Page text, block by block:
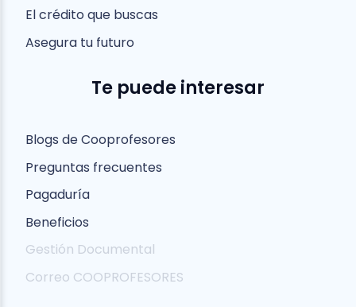
El crédito que buscas
Asegura tu futuro
Te puede interesar
Blogs de Cooprofesores
Preguntas frecuentes
Pagaduría
Beneficios
Gestión Documental
Correo COOPROFESORES